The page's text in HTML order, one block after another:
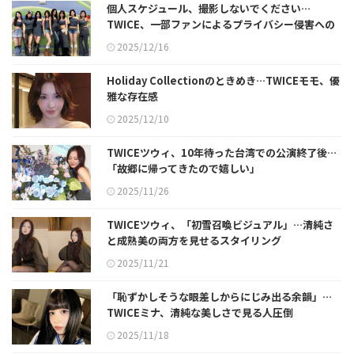
個人スケジュール、撮影しないでください…
TWICE、一部ファンによるプライバシー侵害への
警告2025/12/16
Holiday Collectionのときめき…TWICEモモ、優
雅な存在感
2025/12/10
TWICEツウィ、10年待った台湾での公演終了後…
「故郷に帰ってきたので嬉しい」
2025/11/26
TWICEツウィ、「初雪召喚ビジュアル」…清純さ
と成熟美の両方を見せるスタイリング
2025/11/21
「恥ずかしそうな眼差しからにじみ出る余韻」…
TWICEミナ、清純な美しさで見る人圧倒
2025/11/18